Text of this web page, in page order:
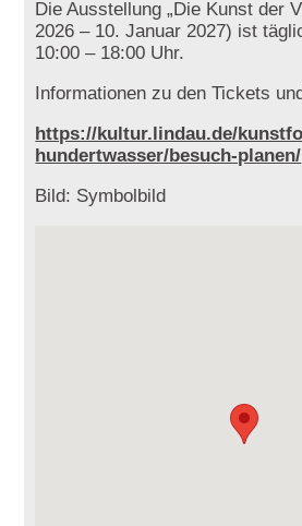
Die Ausstellung „Die Kunst der
2026 – 10. Januar 2027) ist
10:00 – 18:00 Uhr.
Informationen zu den Tickets
https://kultur.lindau.de/
hundertwasser/besuch-planen/
Bild: Symbolbild